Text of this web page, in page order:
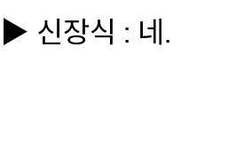
▶ 신장식 : 네.